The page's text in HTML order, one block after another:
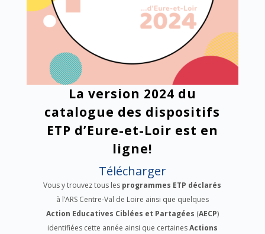
La version 2024 du
catalogue des dispositifs
ETP d’Eure-et-Loir est en
ligne!
Télécharger
Vous y trouvez tous les programmes ETP déclarés
à l’ARS Centre-Val de Loire ainsi que quelques
Action Educatives Ciblées et Partagées (AECP)
identifiées cette année ainsi que certainesActions